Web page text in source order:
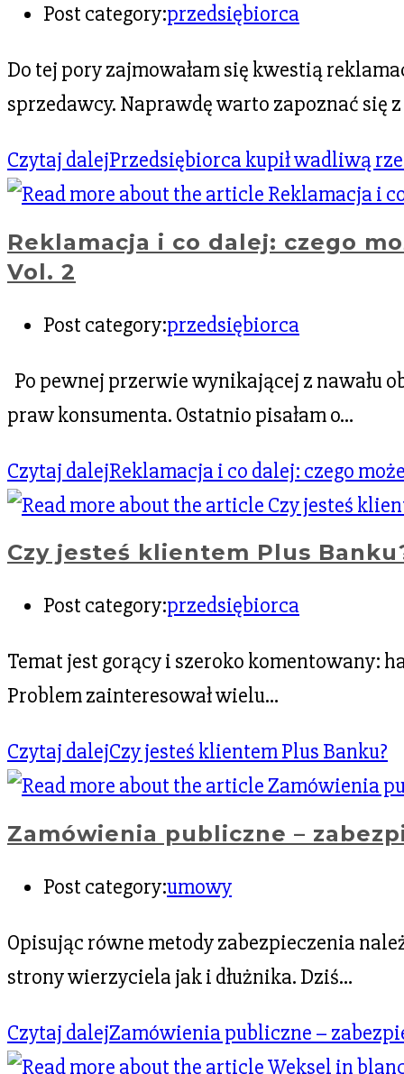
Post category:przedsiębiorca
Do tej pory zajmowałam się kwestią
sprzedawcy. Naprawdę warto zapoznać się
Czytaj dalejPrzedsiębiorca kupił wadliwą
Reklamacja i co dalej: czego
Vol. 2
Post category:przedsiębiorca
Po pewnej przerwie wynikającej z nawału
praw konsumenta. Ostatnio pisałam o…
Czytaj dalejReklamacja i co dalej: czego
Czy jesteś klientem Plus
Post category:przedsiębiorca
Temat jest gorący i szeroko komentowany:
Problem zainteresował wielu…
Czytaj dalejCzy jesteś klientem Plus Banku?
Zamówienia publiczne –
Post category:umowy
Opisując równe metody zabezpieczenia
strony wierzyciela jak i dłużnika. Dziś…
Czytaj dalejZamówienia publiczne –